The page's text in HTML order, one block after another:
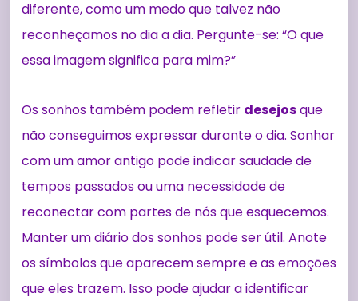
diferente, como um medo que talvez não
reconheçamos no dia a dia. Pergunte-se: “O que
essa imagem significa para mim?”
Os sonhos também podem refletir desejosque
não conseguimos expressar durante o dia. Sonhar
com um amor antigo pode indicar saudade de
tempos passados ou uma necessidade de
reconectar com partes de nós que esquecemos.
Manter um diário dos sonhos pode ser útil. Anote
os símbolos que aparecem sempre e as emoções
que eles trazem. Isso pode ajudar a identificar